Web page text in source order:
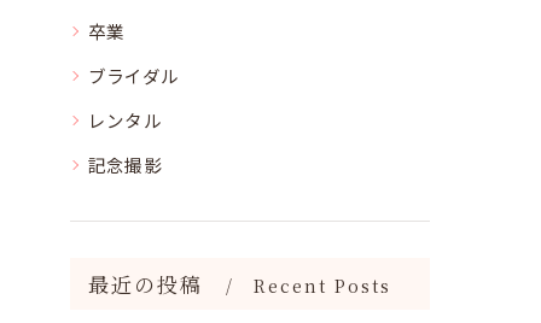
卒業
ブライダル
レンタル
記念撮影
最近の投稿 Recent Posts